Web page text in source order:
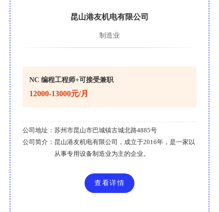
昆山港友机电有限公司
制造业
NC 编程工程师+可接受兼职
12000-13000元/月
公司地址： 苏州市昆山市巴城镇古城北路4885号
公司简介： 昆山港友机电有限公司，成立于2016年，是一家以
从事专用设备制造业为主的企业。
查看详情